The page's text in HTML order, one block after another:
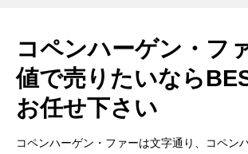
コペンハーゲン・フ
値で売りたいなら
お任せ下さい
コペンハーゲン・ファーは文字通り、コペン